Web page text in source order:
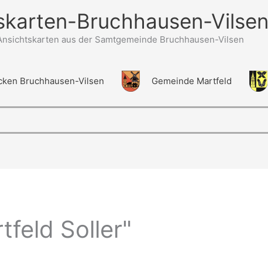
Bruchhausen-Vilsen
aus der Samtgemeinde Bruchhausen-Vilsen
Bruchhausen-Vilsen Gemeinde Martfeld
Soller"